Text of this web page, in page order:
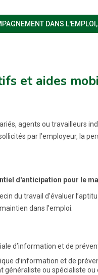
DANS
et aides
agents ou travailleurs
par l’employeur, la
d'anticipation pour le
du travail d’évaluer
dans l’emploi.
d’information et de
d’information et de
généraliste ou spécialiste